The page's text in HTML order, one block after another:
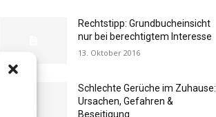
Rechtstipp: Grundbucheinsicht
nur bei berechtigtem Interesse
13. Oktober 2016
Schlechte Gerüche im Zuhause:
Ursachen, Gefahren &
Beseitigung